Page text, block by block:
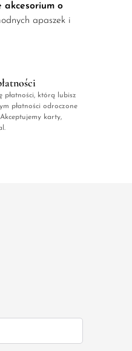
akcesorium o
apaszek i
płatności, którą lubisz
płatności odroczone
karty,